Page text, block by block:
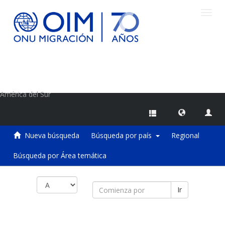
América del Sur
Nueva búsqueda Búsqueda por país Regional
Búsqueda por Área temática
Ir